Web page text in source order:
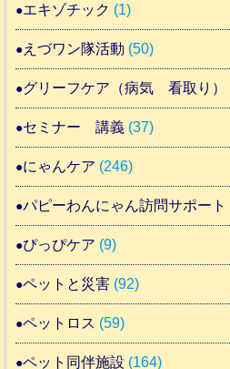
エキゾチック (1)
えづワン隊活動 (50)
グリーフケア（病気 看取り）
セミナー 講義 (37)
にゃんケア (246)
パピーわんにゃん訪問サポート
ぴっぴケア (9)
ペットと災害 (92)
ペットロス (59)
ペット同伴施設 (164)